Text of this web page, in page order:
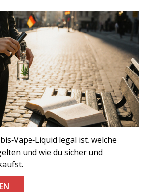
legal ist, welche
und wie du sicher und